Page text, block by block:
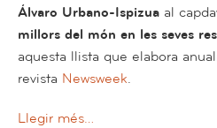
Álvaro Urbano-Ispizua al
millors del món en les seves
aquesta llista que elabora
revista Newsweek.
Llegir més…